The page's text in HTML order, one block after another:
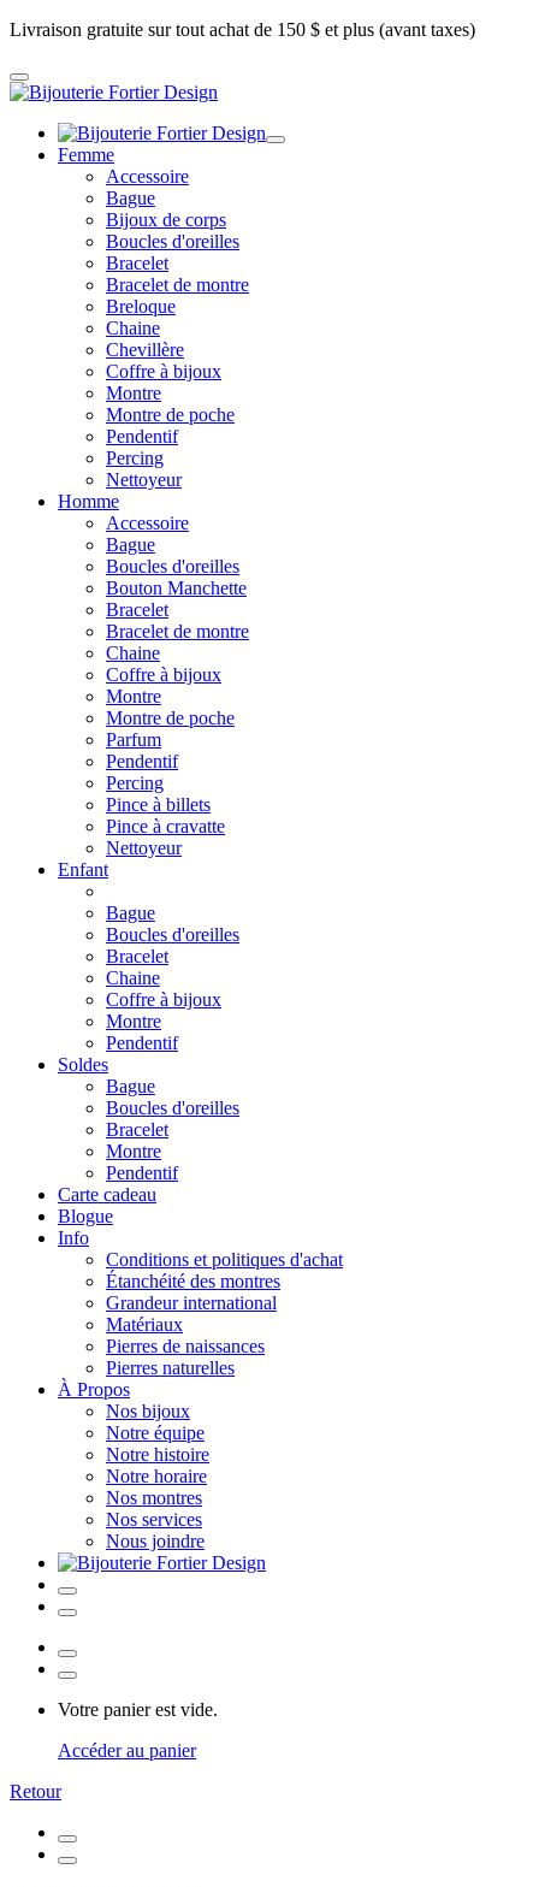
Livraison gratuite sur tout achat de 150 $ et plus (avant taxes)
Femme
Accessoire
Bague
Bijoux de corps
Boucles d'oreilles
Bracelet
Bracelet de montre
Breloque
Chaine
Chevillère
Coffre à bijoux
Montre
Montre de poche
Pendentif
Percing
Nettoyeur
Homme
Accessoire
Bague
Boucles d'oreilles
Bouton Manchette
Bracelet
Bracelet de montre
Chaine
Coffre à bijoux
Montre
Montre de poche
Parfum
Pendentif
Percing
Pince à billets
Pince à cravatte
Nettoyeur
Enfant
Bague
Boucles d'oreilles
Bracelet
Chaine
Coffre à bijoux
Montre
Pendentif
Soldes
Bague
Boucles d'oreilles
Bracelet
Montre
Pendentif
Carte cadeau
Blogue
Info
Conditions et politiques d'achat
Étanchéité des montres
Grandeur international
Matériaux
Pierres de naissances
Pierres naturelles
À Propos
Nos bijoux
Notre équipe
Notre histoire
Notre horaire
Nos montres
Nos services
Nous joindre
Votre panier est vide.
Accéder au panier
Retour